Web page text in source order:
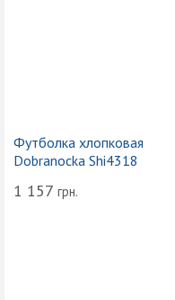
Футболка хлопковая
Dobranocka Shi4318
1 157 грн.